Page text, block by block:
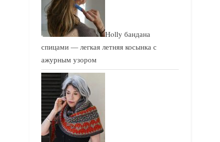
Holly бандана
спицами — легкая летняя косынка с
ажурным узором